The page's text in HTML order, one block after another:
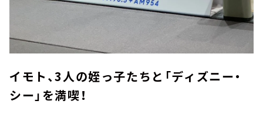
イモト、3人の姪っ子たちと「ディズニー・
シー」を満喫！